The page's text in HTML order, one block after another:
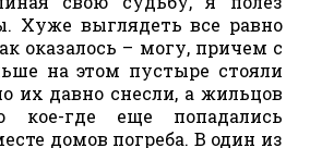
Хуже выглядеть все равно
оказалось – могу, причем с
на этом пустыре стояли
их давно снесли, а жильцов
кое-где еще попадались
домов погреба. В один из